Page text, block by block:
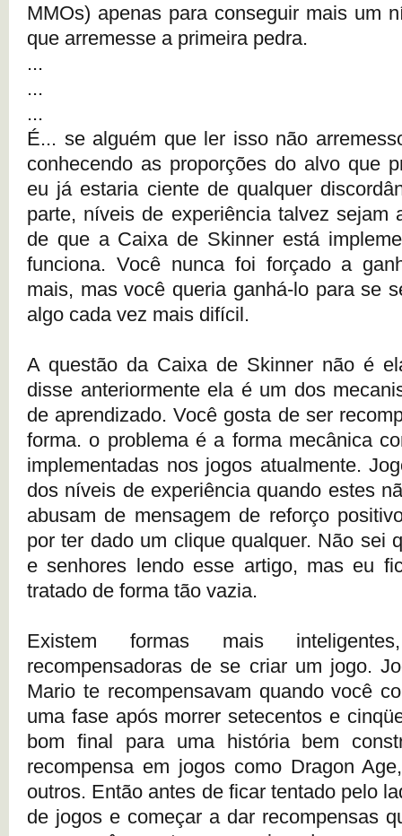
MMOs) apenas para conseguir mais um
que arremesse a primeira pedra.
...
...
...
É... se alguém que ler isso não
conhecendo as proporções do alvo que
eu já estaria ciente de qualquer
parte, níveis de experiência talvez sejam
de que a Caixa de Skinner está
funciona. Você nunca foi forçado a
mais, mas você queria ganhá-lo para se
algo cada vez mais difícil.
A questão da Caixa de Skinner não é
disse anteriormente ela é um dos
de aprendizado. Você gosta de ser
forma. o problema é a forma mecânica
implementadas nos jogos atualmente.
dos níveis de experiência quando estes
abusam de mensagem de reforço
por ter dado um clique qualquer. Não sei
e senhores lendo esse artigo, mas eu
tratado de forma tão vazia.
Existem formas mais
recompensadoras de se criar um jogo.
Mario te recompensavam quando você
uma fase após morrer setecentos e
bom final para uma história bem
recompensa em jogos como Dragon
outros. Então antes de ficar tentado pelo
de jogos e começar a dar recompensas